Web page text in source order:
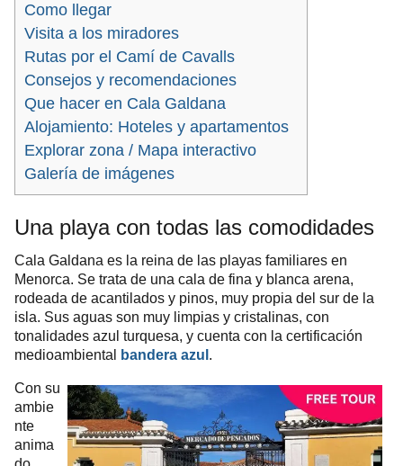
Como llegar
Visita a los miradores
Rutas por el Camí de Cavalls
Consejos y recomendaciones
Que hacer en Cala Galdana
Alojamiento: Hoteles y apartamentos
Explorar zona / Mapa interactivo
Galería de imágenes
Una playa con todas las comodidades
Cala Galdana es la reina de las playas familiares en
Menorca. Se trata de una cala de fina y blanca arena,
rodeada de acantilados y pinos, muy propia del sur de la
isla. Sus aguas son muy limpias y cristalinas, con
tonalidades azul turquesa, y cuenta con la certificación
medioambiental bandera azul .
Con su
ambie
nte
anima